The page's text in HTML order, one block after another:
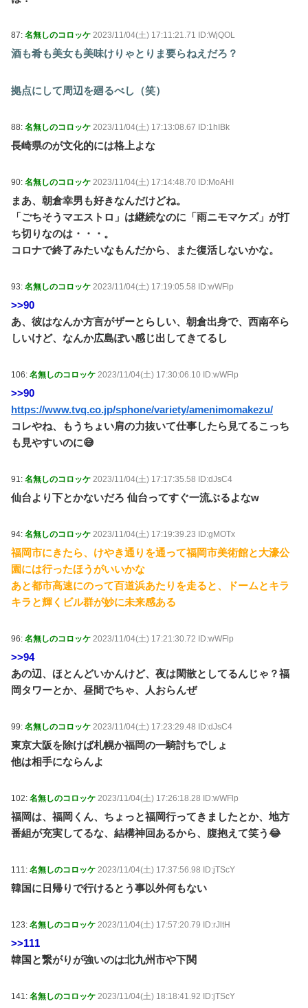
87: 名無しのコロッケ 2023/11/04(土) 17:11:21.71 ID:WjQOL
酒も肴も美女も美味けりゃとりま要らねえだろ？
拠点にして周辺を廻るべし（笑）
88: 名無しのコロッケ 2023/11/04(土) 17:13:08.67 ID:1hIBk
長崎県のが文化的には格上よな
90: 名無しのコロッケ 2023/11/04(土) 17:14:48.70 ID:MoAHI
まあ、朝倉幸男も好きなんだけどね。
「ごちそうマエストロ」は継続なのに「雨ニモマケズ」が打
ち切りなのは・・・。
コロナで終了みたいなもんだから、また復活しないかな。
93: 名無しのコロッケ 2023/11/04(土) 17:19:05.58 ID:wWFlp
>>90
あ、彼はなんか方言がザーとらしい、朝倉出身で、西南卒ら
しいけど、なんか広島ぽい感じ出してきてるし
106: 名無しのコロッケ 2023/11/04(土) 17:30:06.10 ID:wWFlp
>>90
https://www.tvq.co.jp/sphone/variety/amenimomakezu/
コレやね、もうちょい肩の力抜いて仕事したら見てるこっち
も見やすいのに😅
91: 名無しのコロッケ 2023/11/04(土) 17:17:35.58 ID:dJsC4
仙台より下とかないだろ 仙台ってすぐ一流ぶるよなw
94: 名無しのコロッケ 2023/11/04(土) 17:19:39.23 ID:gMOTx
福岡市にきたら、けやき通りを通って福岡市美術館と大濠公
園には行ったほうがいいかな
あと都市高速にのって百道浜あたりを走ると、ドームとキラ
キラと輝くビル群が妙に未来感ある
96: 名無しのコロッケ 2023/11/04(土) 17:21:30.72 ID:wWFlp
>>94
あの辺、ほとんどいかんけど、夜は閑散としてるんじゃ？福
岡タワーとか、昼間でちゃ、人おらんぜ
99: 名無しのコロッケ 2023/11/04(土) 17:23:29.48 ID:dJsC4
東京大阪を除けば札幌か福岡の一騎討ちでしょ
他は相手にならんよ
102: 名無しのコロッケ 2023/11/04(土) 17:26:18.28 ID:wWFlp
福岡は、福岡くん、ちょっと福岡行ってきましたとか、地方
番組が充実してるな、結構神回あるから、腹抱えて笑う😂
111: 名無しのコロッケ 2023/11/04(土) 17:37:56.98 ID:jTScY
韓国に日帰りで行けるとう事以外何もない
123: 名無しのコロッケ 2023/11/04(土) 17:57:20.79 ID:rJltH
>>111
韓国と繋がりが強いのは北九州市や下関
141: 名無しのコロッケ 2023/11/04(土) 18:18:41.92 ID:jTScY